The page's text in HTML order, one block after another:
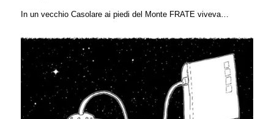
In un vecchio Casolare ai piedi del Monte FRATE viveva…